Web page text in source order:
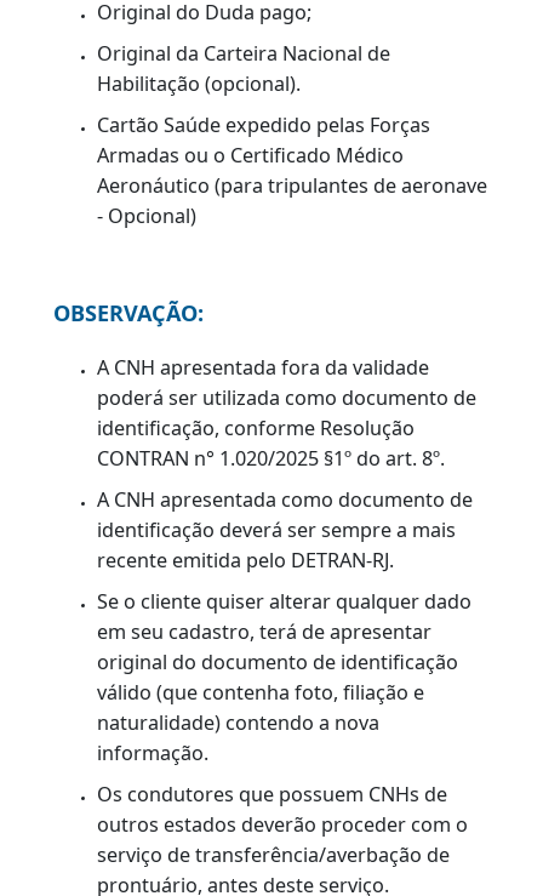
requisitos acima mencionados, deverá
realizar a renovação da habilitação por
meio do procedimento padrão
estabelecido para esse serviço.
DOCUMENTAÇÃO
Original do documento de identificação;
Comprovante de inscrição no CPF;
Original e cópia do comprovante de
residência ou fazerdeclaração de
residência.
Original do Duda pago;
Original da Carteira Nacional de
Habilitação (opcional).
Cartão Saúde expedido pelas Forças
Armadas ou o Certificado Médico
Aeronáutico (para tripulantes de aeronave
- Opcional)